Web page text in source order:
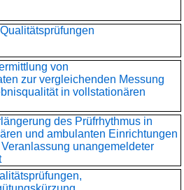
von
zur vergleichenden Messung
in vollstationären
des Prüfrhythmus in
und ambulanten Einrichtungen
unangemeldeter